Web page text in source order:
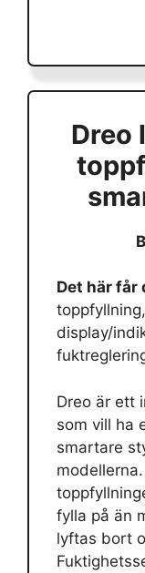
Dreo
Det här får
display/
Dreo är ett
som vill ha
smartare
fylla på än
lyftas bort